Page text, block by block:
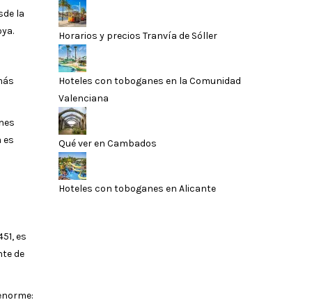
la
es
es
de
Horarios y precios Tranvía de Sóller
Hoteles con toboganes en la Comunidad
Valenciana
Qué ver en Cambados
Hoteles con toboganes en Alicante